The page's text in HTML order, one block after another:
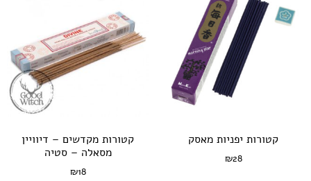
קטורות יפניות מאסק
₪28
קטורות מקדשים – דיוויין
מסאלה – סטיה
₪18